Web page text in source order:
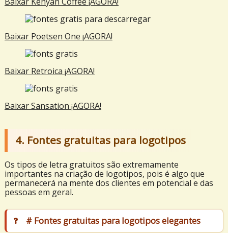
Baixar Poetsen One ¡AGORA!
Baixar Retroica ¡AGORA!
BaixarSansation ¡AGORA!
4. Fontes gratuitas para logotipos
Os tipos de letra gratuitos são extremamente
importantes na criação de logotipos, pois é algo que
permanecerá na mente dos clientes em potencial e das
pessoas em geral.
# Fontes gratuitas para logotipos elegantes